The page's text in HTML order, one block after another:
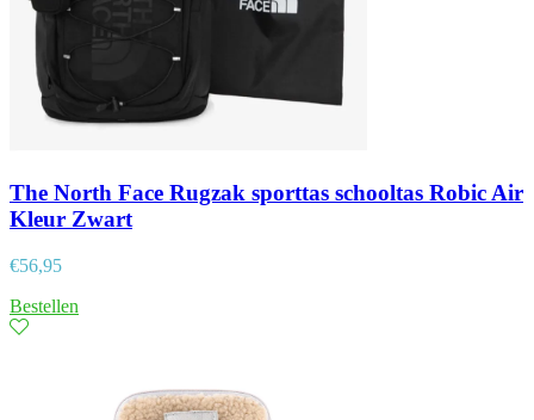
The North Face Rugzak sporttas schooltas Robic Air
Kleur Zwart
€56,95
Bestellen